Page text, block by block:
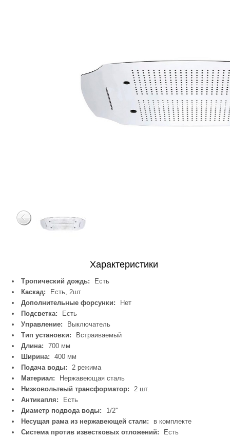
Характеристики
Тропический дождь:
Есть
Каскад:
Есть, 2шт
Дополнительные форсунки:
Нет
Подсветка:
Есть
Управление:
Выключатель
Тип установки:
Встраиваемый
Длина:
700 мм
Ширина:
400 мм
Подача воды:
2 режима
Материал:
Нержавеющая сталь
Низковольтеый трансформатор:
2 шт.
Антикапля:
Есть
Диаметр подвода воды:
1/2''
Несущая рама из нержавеющей стали:
в комплекте
Система против известковых отложений:
Есть